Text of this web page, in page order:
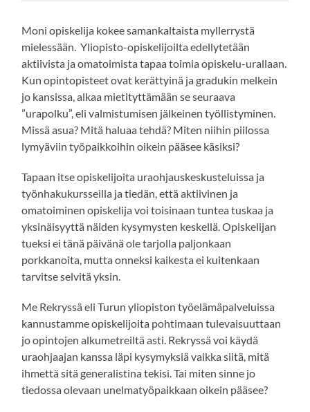
Moni opiskelija kokee samankaltaista myllerrystä
mielessään. Yliopisto-opiskelijoilta edellytetään
aktiivista ja omatoimista tapaa toimia opiskelu-urallaan.
Kun opintopisteet ovat kerättyinä ja gradukin melkein
jo kansissa, alkaa mietityttämään se seuraava
”urapolku”, eli valmistumisen jälkeinen työllistyminen.
Missä asua? Mitä haluaa tehdä? Miten niihin piilossa
lymyäviin työpaikkoihin oikein pääsee käsiksi?
Tapaan itse opiskelijoita uraohjauskeskusteluissa ja
työnhakukursseilla ja tiedän, että aktiivinen ja
omatoiminen opiskelija voi toisinaan tuntea tuskaa ja
yksinäisyyttä näiden kysymysten keskellä. Opiskelijan
tueksi ei tänä päivänä ole tarjolla paljonkaan
porkkanoita, mutta onneksi kaikesta ei kuitenkaan
tarvitse selvitä yksin.
Me Rekryssä eli Turun yliopiston työelämäpalveluissa
kannustamme opiskelijoita pohtimaan tulevaisuuttaan
jo opintojen alkumetreiltä asti. Rekryssä voi käydä
uraohjaajan kanssa läpi kysymyksiä vaikka siitä, mitä
ihmettä sitä generalistina tekisi. Tai miten sinne jo
tiedossa olevaan unelmatyöpaikkaan oikein pääsee?